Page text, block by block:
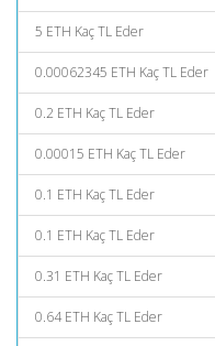
5 ETH Kaç TL Eder
0.00062345 ETH Kaç TL Eder
0.2 ETH Kaç TL Eder
0.00015 ETH Kaç TL Eder
0.1 ETH Kaç TL Eder
0.1 ETH Kaç TL Eder
0.31 ETH Kaç TL Eder
0.64 ETH Kaç TL Eder